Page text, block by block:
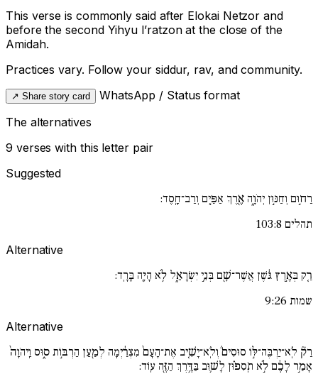
This verse is commonly said after Elokai Netzor and
before the second Yihyu l’ratzonat the close of the
Amidah.
Practices vary. Follow your siddur, rav, and community.
↗ Share story card
WhatsApp / Status format
The alternatives
9 verses with this letter pair
Suggested
רַח֣וּם וְחַנּ֣וּן יְהֹוָ֑ה אֶ֖רֶךְ אַפַּ֣יִם וְרַב־חָֽסֶד:
תהלים 103:8
Alternative
רַ֚ק בְּאֶ֣רֶץ גּ֔שֶׁן אֲשֶׁר־שָׁ֖ם בְּנֵ֣י יִשְׂרָאֵ֑ל לֹ֥א הָיָ֖ה בָּרָֽד:
שמות 9:26
Alternative
רַק֘ לֹֽא־יַרְבֶּה־לּ֣וֹ סוּסִים֒ וְלֹֽא־יָשִׁ֤יב אֶת־הָעָם֙ מִצְרַ֔יְמָה לְמַ֖עַן הַרְבּ֣וֹת ס֑וּס וַֽיהֹוָה֙
אָמַ֣ר לָכֶ֔ם לֹ֣א תֹֽסִפ֗וּן לָשׁ֛וּב בַּדֶּ֥רֶךְ הַזֶּ֖ה עֽוֹד: